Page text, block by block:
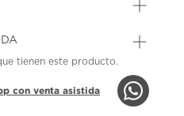
tienen este producto.
con venta asistida